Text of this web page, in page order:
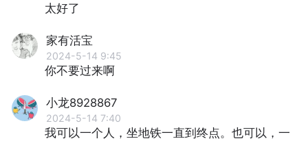
太好了
家有活宝
2024-5-14 9:45
你不要过来啊
小龙8928867
2024-5-14 7:40
我可以一个人，坐地铁一直到终点。也可以，一